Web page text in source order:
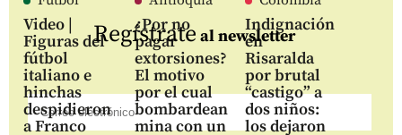
Video |
Figuras del
fútbol
italiano e
hinchas
despidieron
a Franco
¿Por no
pagar
extorsiones?
El motivo
por el cual
bombardean
mina con un
Indignación
en
Risaralda
por brutal
“castigo” a
dos niños:
los dejaron
Regístrate al newsletter